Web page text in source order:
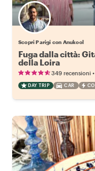
Scopri Parigi con Anukool
Fuga dalla città:
della Loira
349 recensioni •
DAY TRIP CAR